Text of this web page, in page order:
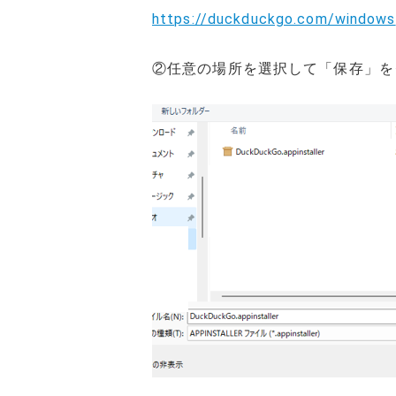
https://duckduckgo.com/windows
②任意の場所を選択して「保存」